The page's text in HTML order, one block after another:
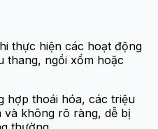
thực hiện các hoạt động
thang, ngồi xổm hoặc
hợp thoái hóa, các triệu
và không rõ ràng, dễ bị